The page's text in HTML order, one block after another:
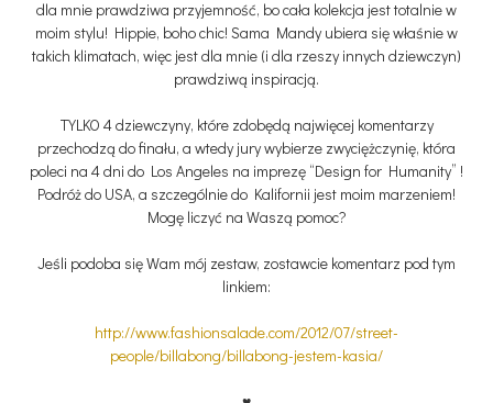
dla mnie prawdziwa przyjemność, bo cała kolekcja jest totalnie w
moim stylu! Hippie, boho chic! Sama Mandy ubiera się właśnie w
takich klimatach, więc jest dla mnie (i dla rzeszy innych dziewczyn)
prawdziwą inspiracją.
TYLKO 4 dziewczyny, które zdobędą najwięcej komentarzy
przechodzą do finału, a wtedy jury wybierze zwyciężczynię, która
poleci na 4 dni do Los Angeles na imprezę “Design for Humanity” !
Podróż do USA, a szczególnie do Kalifornii jest moim marzeniem!
Mogę liczyć na Waszą pomoc?
Jeśli podoba się Wam mój zestaw, zostawcie komentarz pod tym
linkiem:
http://www.fashionsalade.com/2012/07/street-
people/billabong/billabong-jestem-kasia/